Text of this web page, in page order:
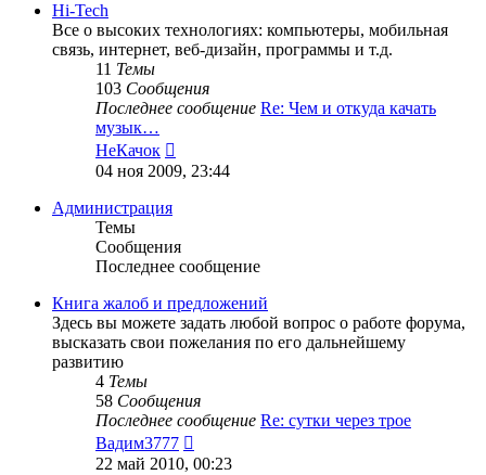
Hi-Tech
Все о высоких технологиях: компьютеры, мобильная
связь, интернет, веб-дизайн, программы и т.д.
11 Темы
103 Сообщения
Последнее сообщение Re: Чем и откуда качать
музык…
НеКачок
к
04 ноя 2009, 23:44
Администрация
Темы
Сообщения
Последнее сообщение
Книга жалоб и предложений
Здесь вы можете задать любой вопрос о работе форума,
высказать свои пожелания по его дальнейшему
развитию
4 Темы
58 Сообщения
Последнее сообщение Re: сутки через трое
Вадим3777
к
22 май 2010, 00:23